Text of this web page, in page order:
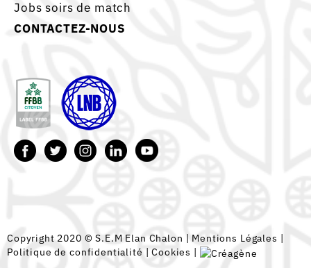
Jobs soirs de match
CONTACTEZ-NOUS
Copyright 2020 © S.E.M Elan Chalon | Mentions Légales |
Politique de confidentialité |Cookies |